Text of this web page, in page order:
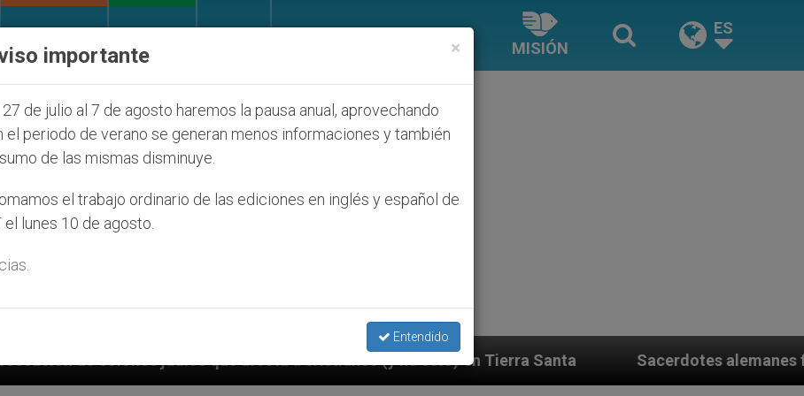
MISIÓN
ES
afecta a cristianos (y no sólo) en Tierra Santa Sacerdotes alemanes fieles al Papa contestan a
×
importante
27 de julio al 7 de agosto haremos la pausa anual, aprovechando
el periodo de verano se generan menos informaciones y también
de las mismas disminuye.
el trabajo ordinario de las ediciones en inglés y español de
el lunes 10 de agosto.
Entendido